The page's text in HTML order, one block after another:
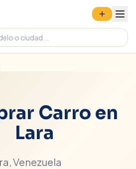
Carro en
Lara
, Venezuela